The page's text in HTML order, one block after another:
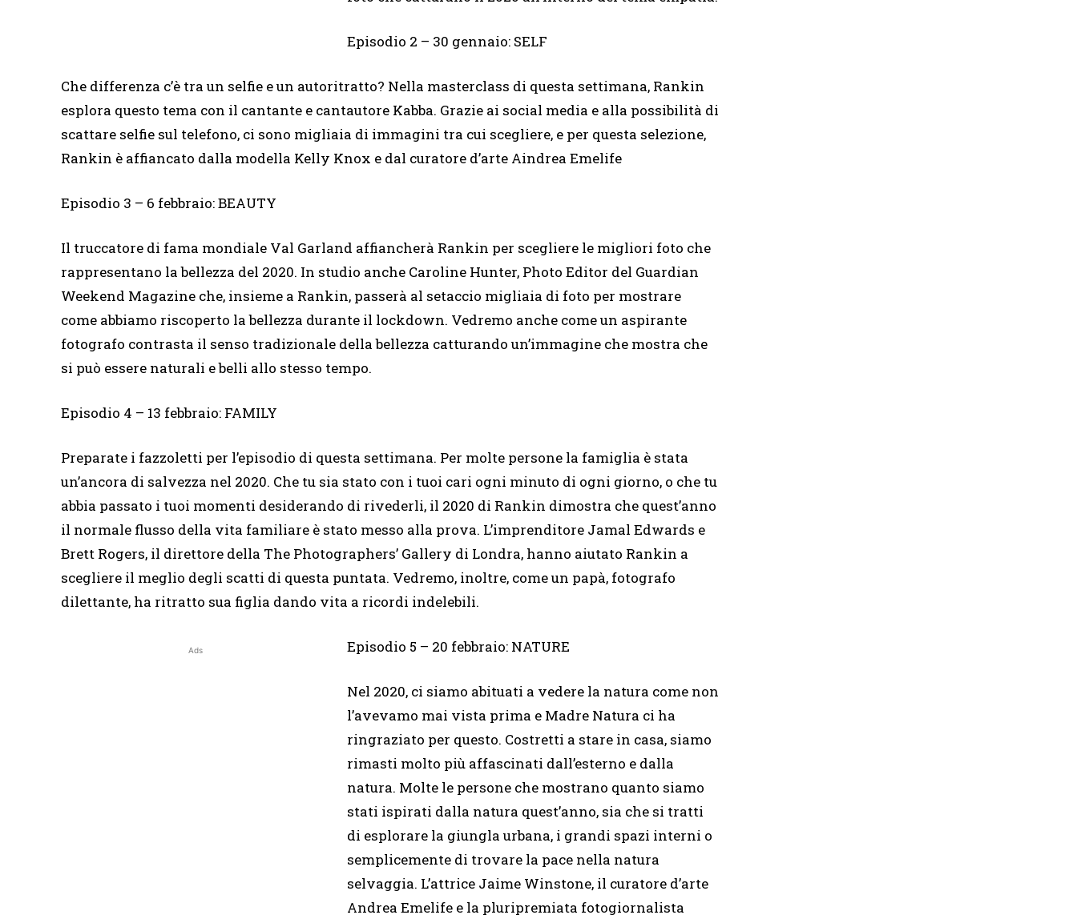
Episodio 2 – 30 gennaio: SELF
Che differenza c’è tra un selfie e un autoritratto? Nella masterclass di questa settimana, Rankin
esplora questo tema con il cantante e cantautore Kabba. Grazie ai social media e alla possibilità di
scattare selfie sul telefono, ci sono migliaia di immagini tra cui scegliere, e per questa selezione,
Rankin è affiancato dalla modella Kelly Knox e dal curatore d’arte Aindrea Emelife
Episodio 3 – 6 febbraio: BEAUTY
Il truccatore di fama mondiale Val Garland affiancherà Rankin per scegliere le migliori foto che
rappresentano la bellezza del 2020. In studio anche Caroline Hunter, Photo Editor del Guardian
Weekend Magazine che, insieme a Rankin, passerà al setaccio migliaia di foto per mostrare
come abbiamo riscoperto la bellezza durante il lockdown. Vedremo anche come un aspirante
fotografo contrasta il senso tradizionale della bellezza catturando un’immagine che mostra che
si può essere naturali e belli allo stesso tempo.
Episodio 4 – 13 febbraio: FAMILY
Preparate i fazzoletti per l’episodio di questa settimana. Per molte persone la famiglia è stata
un’ancora di salvezza nel 2020. Che tu sia stato con i tuoi cari ogni minuto di ogni giorno, o che tu
abbia passato i tuoi momenti desiderando di rivederli, il 2020 di Rankin dimostra che quest’anno
il normale flusso della vita familiare è stato messo alla prova. L’imprenditore Jamal Edwards e
Brett Rogers, il direttore della The Photographers’ Gallery di Londra, hanno aiutato Rankin a
scegliere il meglio degli scatti di questa puntata. Vedremo, inoltre, come un papà, fotografo
dilettante, ha ritratto sua figlia dando vita a ricordi indelebili.
Ads Episodio 5 – 20 febbraio: NATURE
Nel 2020, ci siamo abituati a vedere la natura come non
l’avevamo mai vista prima e Madre Natura ci ha
ringraziato per questo. Costretti a stare in casa, siamo
rimasti molto più affascinati dall’esterno e dalla
natura. Molte le persone che mostrano quanto siamo
stati ispirati dalla natura quest’anno, sia che si tratti
di esplorare la giungla urbana, i grandi spazi interni o
semplicemente di trovare la pace nella natura
selvaggia. L’attrice Jaime Winstone, il curatore d’arte
Andrea Emelife e la pluripremiata fotogiornalista